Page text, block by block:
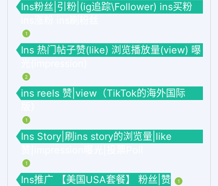
Ins粉丝|引粉|(ig追踪\Follower) ins买粉
1
Ins 热门帖子赞(like) 浏览播放量(view) 曝
2
ins reels 赞|view（TikTok的海外国际
1
Ins Story|刷ins story的浏览量|like
1
Ins推广 【美国USA套餐】 粉丝|赞 1